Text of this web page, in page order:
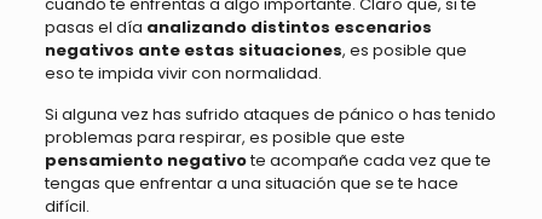
pasas el día analizando distintos escenarios
negativos ante estas situaciones, es posible que
eso te impida vivir con normalidad.
Si alguna vez has sufrido ataques de pánico o has tenido
problemas para respirar, es posible que este
pensamiento negativote acompañe cada vez que te
tengas que enfrentar a una situación que se te hace
difícil.